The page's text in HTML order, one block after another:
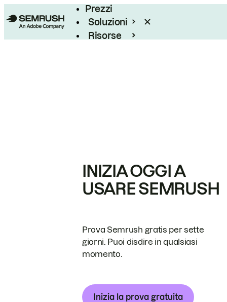
Prezzi
Soluzioni
Risorse
INIZIA OGGI A
USARE SEMRUSH
Prova Semrush gratis per sette
giorni. Puoi disdire in qualsiasi
momento.
Inizia la prova gratuita